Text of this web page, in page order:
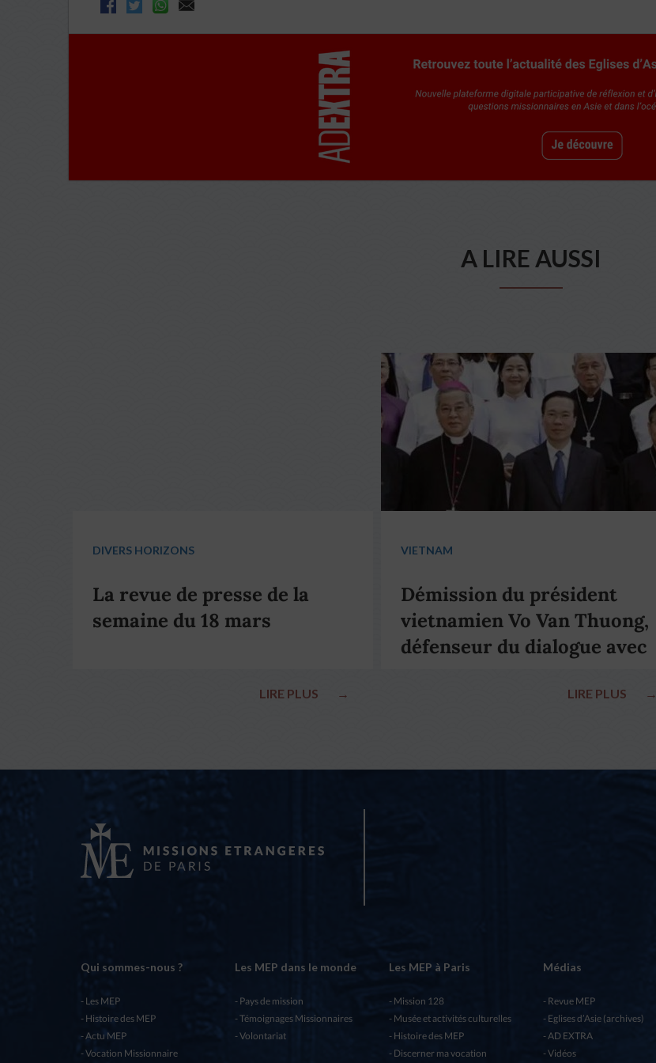
A LIRE AUSSI
DIVERS HORIZONS
La revue de presse de la
semaine du 18 mars
LIRE PLUS →
VIETNAM
Démission du président
vietnamien Vo Van Thuong,
défenseur du dialogue avec
LIRE PLUS →
Qui sommes-nous ?
Les MEP
Histoire des MEP
Actu MEP
Vocation Missionnaire
Les MEP dans le monde
Pays de mission
Témoignages Missionnaires
Volontariat
Les MEP à Paris
Mission 128
Musée et activités culturelles
Histoire des MEP
Discerner ma vocation
Médias
Revue MEP
Eglises d’Asie (archives)
AD EXTRA
Vidéos